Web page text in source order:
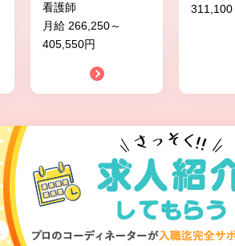
看護師
月給 266,250～
405,550円
311,100